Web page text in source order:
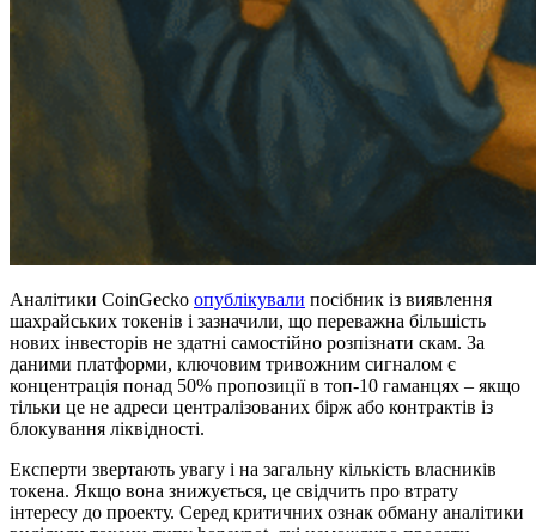
Аналітики CoinGecko опублікували посібник із виявлення
шахрайських токенів і зазначили, що переважна більшість
нових інвесторів не здатні самостійно розпізнати скам. За
даними платформи, ключовим тривожним сигналом є
концентрація понад 50% пропозиції в топ-10 гаманцях – якщо
тільки це не адреси централізованих бірж або контрактів із
блокування ліквідності.
Експерти звертають увагу і на загальну кількість власників
токена. Якщо вона знижується, це свідчить про втрату
інтересу до проекту. Серед критичних ознак обману аналітики